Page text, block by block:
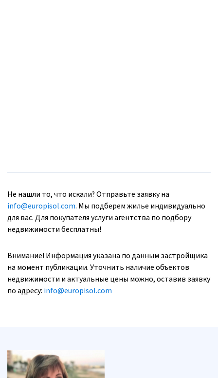
Не нашли то, что искали? Отправьте заявку на
info@europisol.com. Мы подберем жилье индивидуально
для вас. Для покупателя услуги агентства по подбору
недвижимости бесплатны!
Внимание! Информация указана по данным застройщика
на момент публикации. Уточнить наличие объектов
недвижимости и актуальные цены можно, оставив заявку
по адресу: info@europisol.com